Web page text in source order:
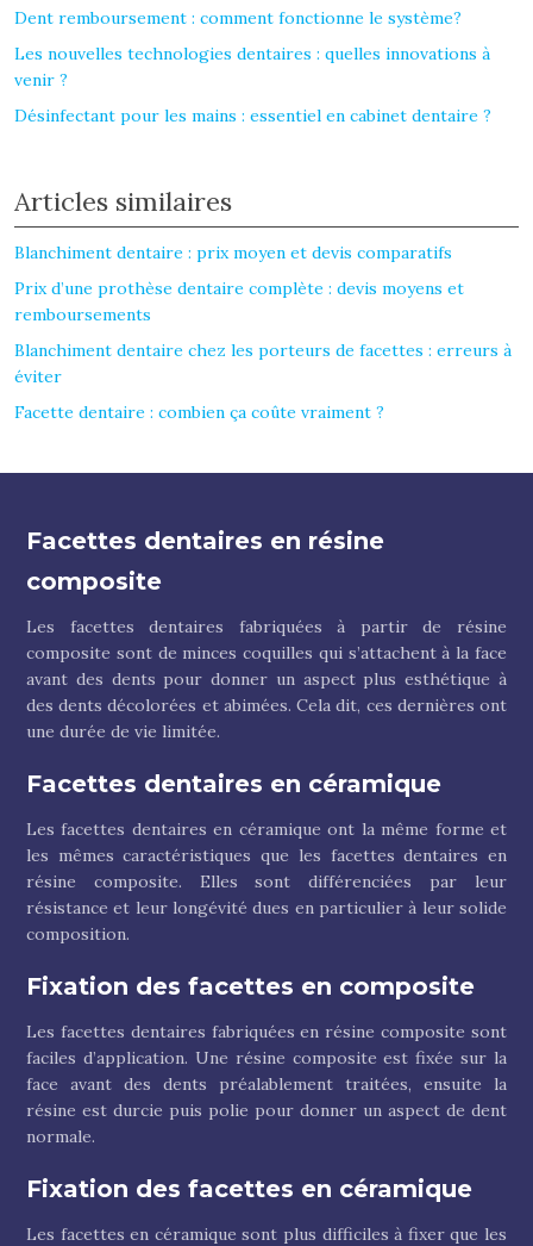
Dent remboursement : comment fonctionne le système?
Les nouvelles technologies dentaires : quelles innovations à
venir ?
Désinfectant pour les mains : essentiel en cabinet dentaire ?
Articles similaires
Blanchiment dentaire : prix moyen et devis comparatifs
Prix d’une prothèse dentaire complète : devis moyens et
remboursements
Blanchiment dentaire chez les porteurs de facettes : erreurs à
éviter
Facette dentaire : combien ça coûte vraiment ?
Facettes dentaires en résine
composite
Les facettes dentaires fabriquées à partir de résine
composite sont de minces coquilles qui s’attachent à la face
avant des dents pour donner un aspect plus esthétique à
des dents décolorées et abimées. Cela dit, ces dernières ont
une durée de vie limitée.
Facettes dentaires en céramique
Les facettes dentaires en céramique ont la même forme et
les mêmes caractéristiques que les facettes dentaires en
résine composite. Elles sont différenciées par leur
résistance et leur longévité dues en particulier à leur solide
composition.
Fixation des facettes en composite
Les facettes dentaires fabriquées en résine composite sont
faciles d’application. Une résine composite est fixée sur la
face avant des dents préalablement traitées, ensuite la
résine est durcie puis polie pour donner un aspect de dent
normale.
Fixation des facettes en céramique
Les facettes en céramique sont plus difficiles à fixer que les